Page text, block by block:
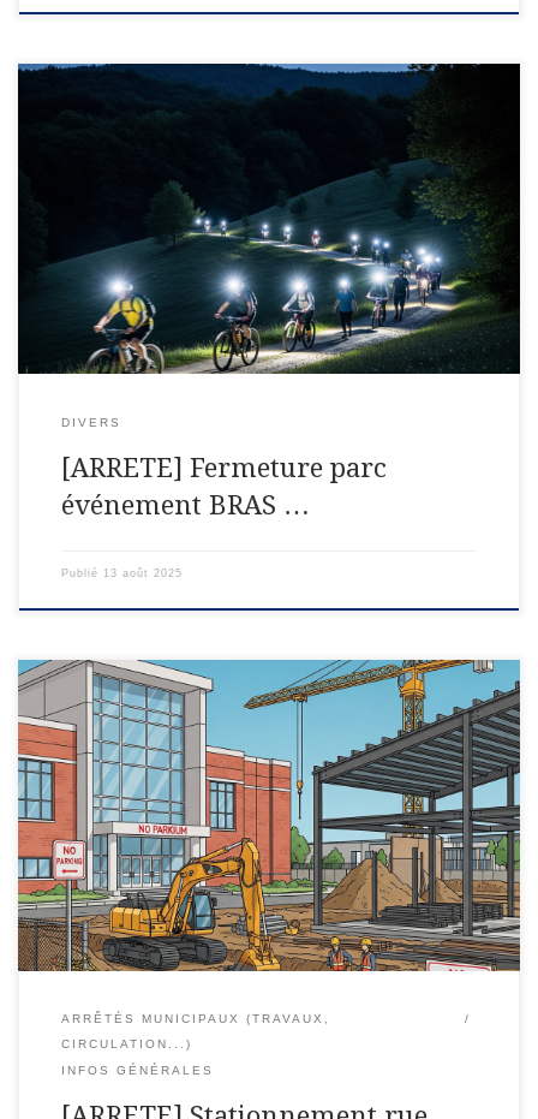
Département de Meurthe-et-MoselleCommune de LEXY
ARRETE DU MAIRE portant autorisation et organisation
randonnée nocturne VTT et marcheau Parc Municipal
Fernand CollignonLe Maire de la commune de LEXYVu le
Code Général […]
DIVERS
[ARRETE] Fermeture parc
événement BRAS …
Publié 13 août 2025
Département de Meurthe-et-MoselleCommune de
LEXYARRETE DU MAIRE Travaux construction salle annexe
Gymnase – rue Albert LebrunInterdiction de stationnement et
arrêt de véhicules Le Maire de la Commune de LEXY ; Vu le […]
ARRÊTÉS MUNICIPAUX (TRAVAUX,
CIRCULATION...)
INFOS GÉNÉRALES